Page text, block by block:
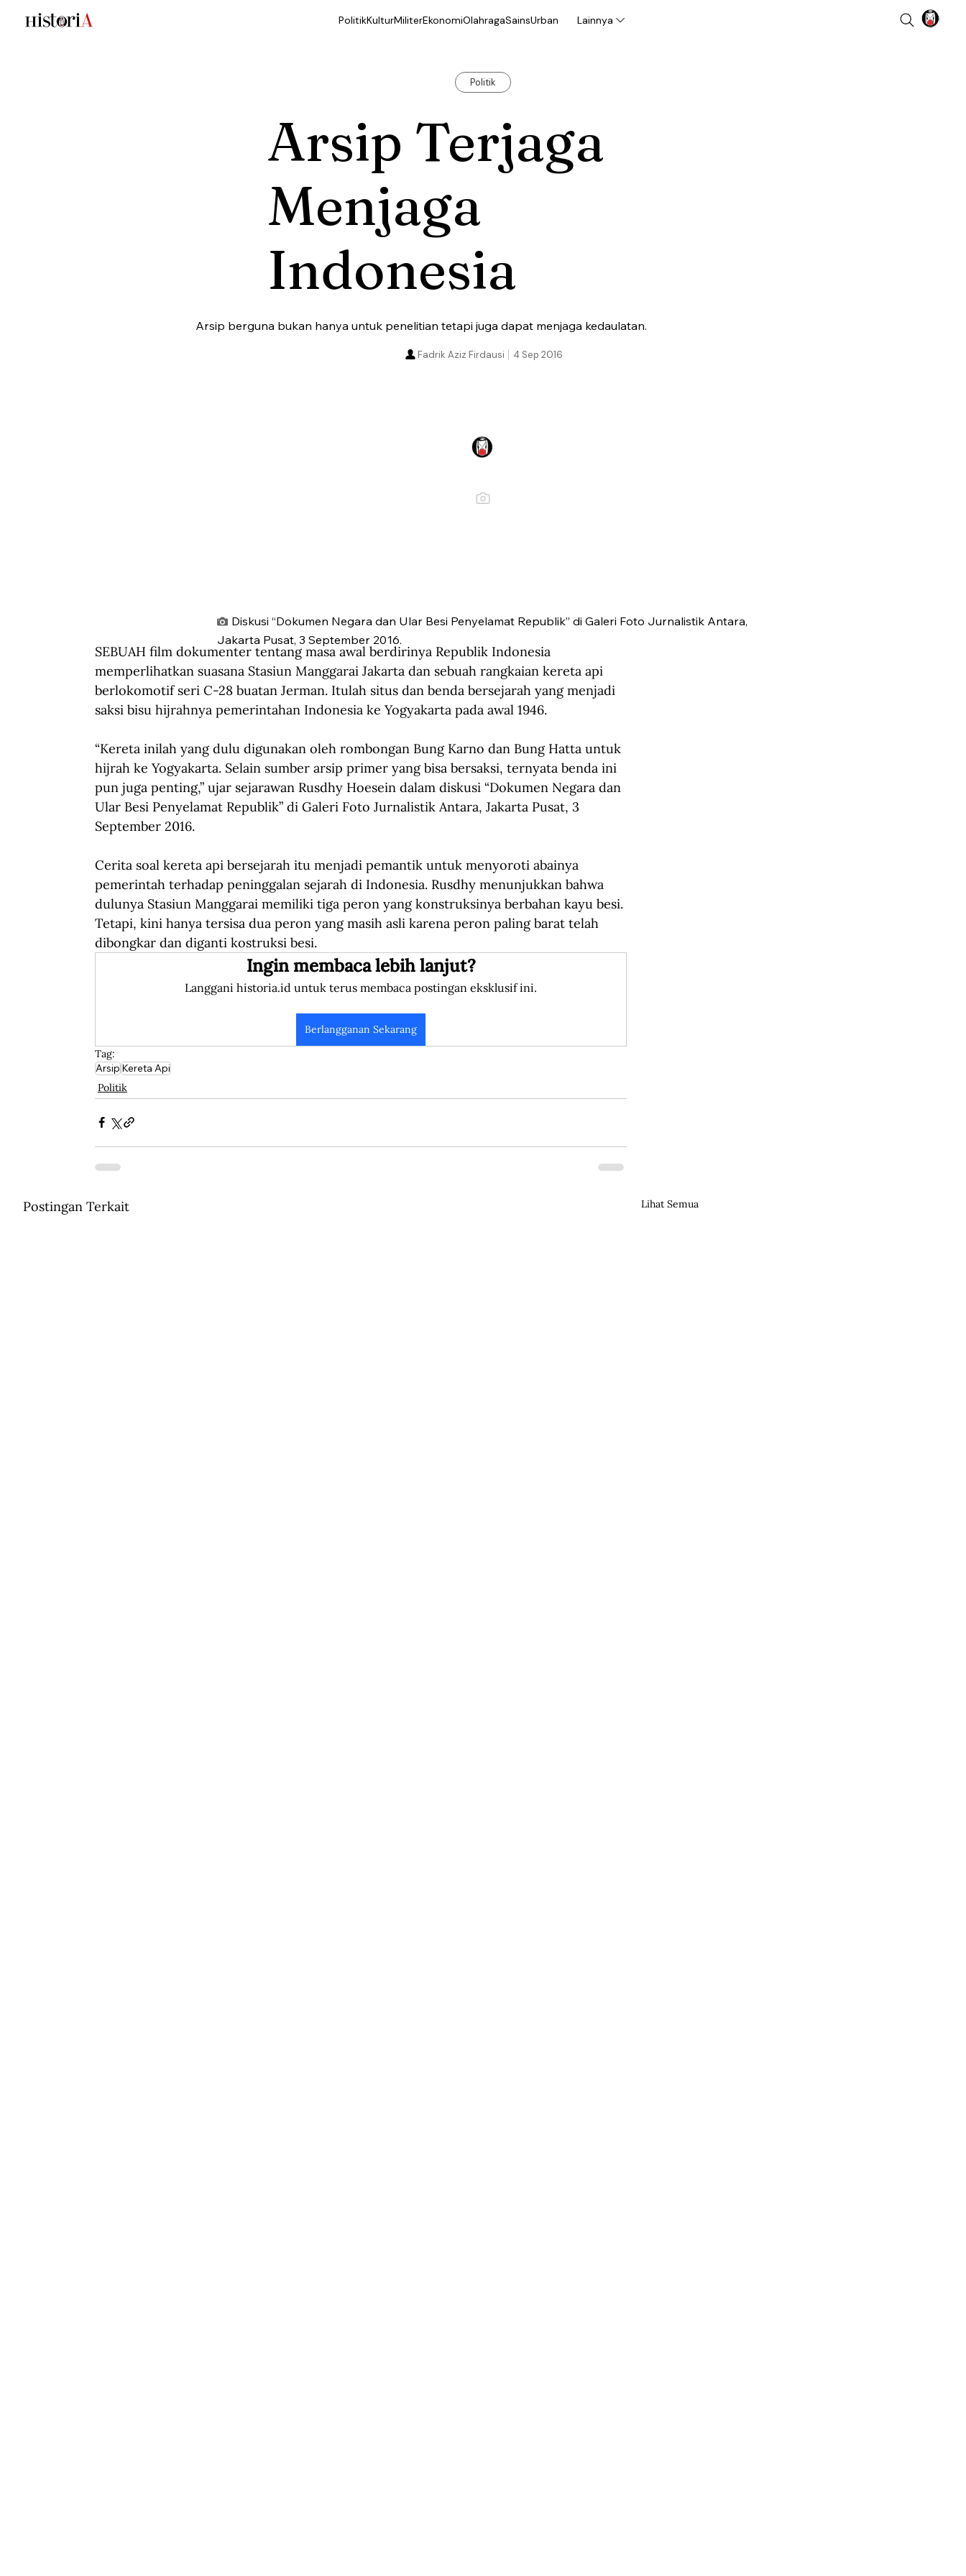
PolitikKulturMiliterEkonomiOlahragaSainsUrban Lainnya
Politik
Arsip Terjaga
Menjaga
Indonesia
Arsip berguna bukan hanya untuk penelitian tetapi juga dapat menjaga kedaulatan.
4 Sep 2016
Fadrik Aziz Firdausi
Diskusi “Dokumen Negara dan Ular Besi Penyelamat Republik” di Galeri Foto Jurnalistik Antara,
Jakarta Pusat, 3 September 2016.
SEBUAH film dokumenter tentang masa awal berdirinya Republik Indonesia
memperlihatkan suasana Stasiun Manggarai Jakarta dan sebuah rangkaian kereta api
berlokomotif seri C-28 buatan Jerman. Itulah situs dan benda bersejarah yang menjadi
saksi bisu hijrahnya pemerintahan Indonesia ke Yogyakarta pada awal 1946.
“Kereta inilah yang dulu digunakan oleh rombongan Bung Karno dan Bung Hatta untuk
hijrah ke Yogyakarta. Selain sumber arsip primer yang bisa bersaksi, ternyata benda ini
pun juga penting,” ujar sejarawan Rusdhy Hoesein dalam diskusi “Dokumen Negara dan
Ular Besi Penyelamat Republik” di Galeri Foto Jurnalistik Antara, Jakarta Pusat, 3
September 2016.
Cerita soal kereta api bersejarah itu menjadi pemantik untuk menyoroti abainya
pemerintah terhadap peninggalan sejarah di Indonesia. Rusdhy menunjukkan bahwa
dulunya Stasiun Manggarai memiliki tiga peron yang konstruksinya berbahan kayu besi.
Tetapi, kini hanya tersisa dua peron yang masih asli karena peron paling barat telah
dibongkar dan diganti kostruksi besi.
Ingin membaca lebih lanjut?
Langgani historia.id untuk terus membaca postingan eksklusif ini.
Berlangganan Sekarang
Tag:
ArsipKereta Api
Politik
Postingan Terkait Lihat Semua